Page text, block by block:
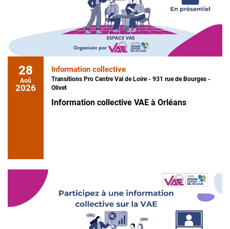
28
Aoû
2026
Information collective
Transitions Pro Centre Val de Loire - 931 rue de Bourges -
Olivet
Information collective VAE à Orléans